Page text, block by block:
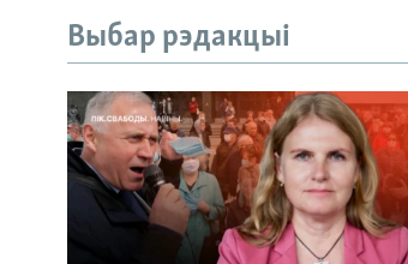
Выбар рэдакцыі